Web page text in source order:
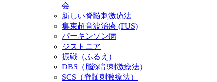
会
新しい脊髄刺激療法
集束超音波治療 (FUS)
パーキンソン病
ジストニア
振戦（ふるえ）
DBS（脳深部刺激療法）
SCS（脊髄刺激療法）